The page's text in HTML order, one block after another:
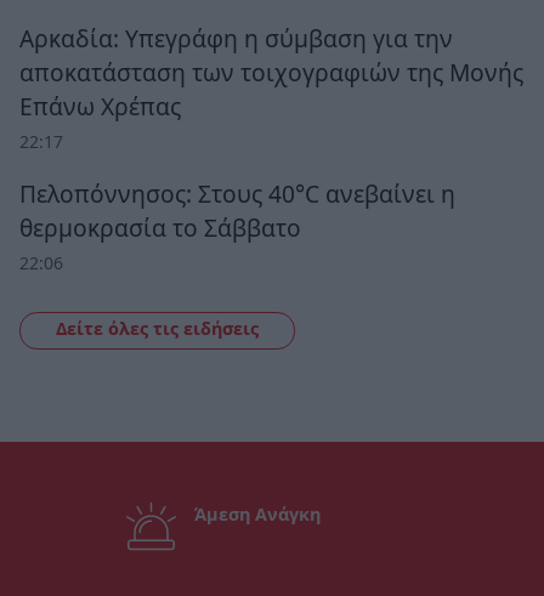
Αρκαδία: Υπεγράφη η σύμβαση για την
αποκατάσταση των τοιχογραφιών της Μονής
Επάνω Χρέπας
22:17
Πελοπόννησος: Στους 40°C ανεβαίνει η
θερμοκρασία το Σάββατο
22:06
Δείτε όλες τις ειδήσεις
Άμεση Ανάγκη